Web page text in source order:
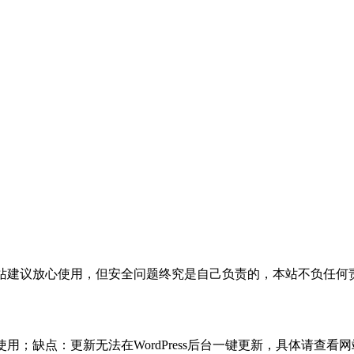
建议放心使用，但安全问题终究是自己负责的，本站不负任
；缺点：更新无法在WordPress后台一键更新，具体请查看